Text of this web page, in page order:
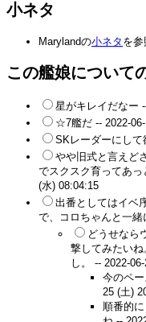
小ネタ
Marylandの小ネタ を参
この艦娘について
星がキレイだなー
☆7艦だ -- 2022-
SKレーダーにし
やや旧式と言えど
でスクスク育ってあ
(水) 08:04:15
出番としてはイベ
で、コロちゃんと一
どうせなら
撃してみたい
し。 -- 2022-
今のペ
25 (土)
順番的